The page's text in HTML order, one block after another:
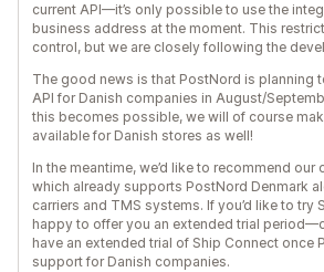
current API—it’s only possible to use the
business address at the moment. This
control, but we are closely following the
The good news is that PostNord is planning
API for Danish companies in August/
this becomes possible, we will of course
available for Danish stores as well!
In the meantime, we’d like to recommend our
which already supports PostNord Denmark
carriers and TMS systems. If you’d like to try
happy to offer you an extended trial
have an extended trial of Ship Connect once
support for Danish companies.